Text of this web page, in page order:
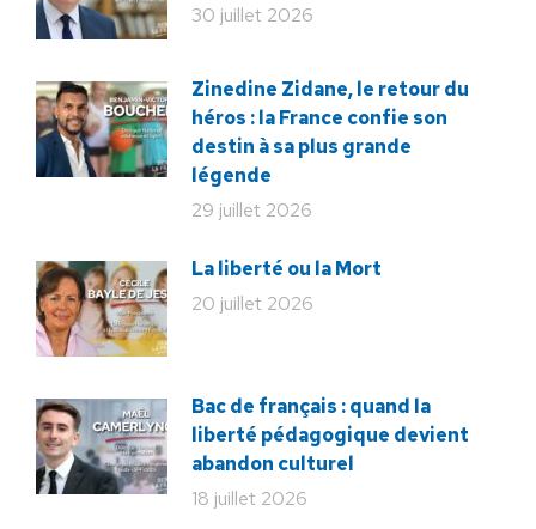
30 juillet 2026
Zinedine Zidane, le retour du
héros : la France confie son
destin à sa plus grande
légende
29 juillet 2026
La liberté ou la Mort
20 juillet 2026
Bac de français : quand la
liberté pédagogique devient
abandon culturel
18 juillet 2026